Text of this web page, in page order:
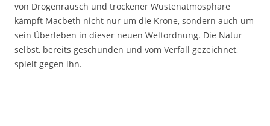
von Drogenrausch und trockener Wüstenatmosphäre
kämpft Macbeth nicht nur um die Krone, sondern auch um
sein Überleben in dieser neuen Weltordnung. Die Natur
selbst, bereits geschunden und vom Verfall gezeichnet,
spielt gegen ihn.